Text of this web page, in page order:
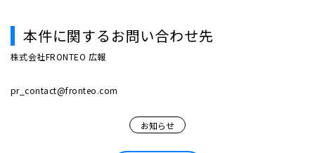
本件に関するお問い合わせ先
株式会社FRONTEO 広報
pr_contact@fronteo.com
お知らせ